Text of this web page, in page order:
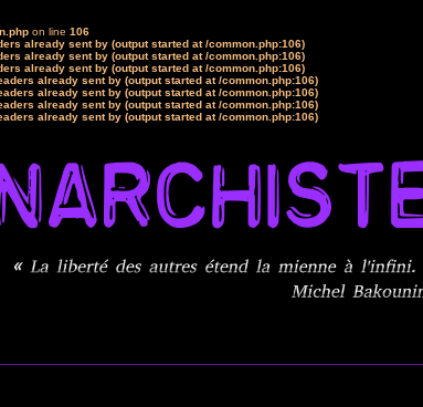
on line 106
already sent by (output started at /common.php:106)
already sent by (output started at /common.php:106)
already sent by (output started at /common.php:106)
already sent by (output started at /common.php:106)
already sent by (output started at /common.php:106)
already sent by (output started at /common.php:106)
already sent by (output started at /common.php:106)